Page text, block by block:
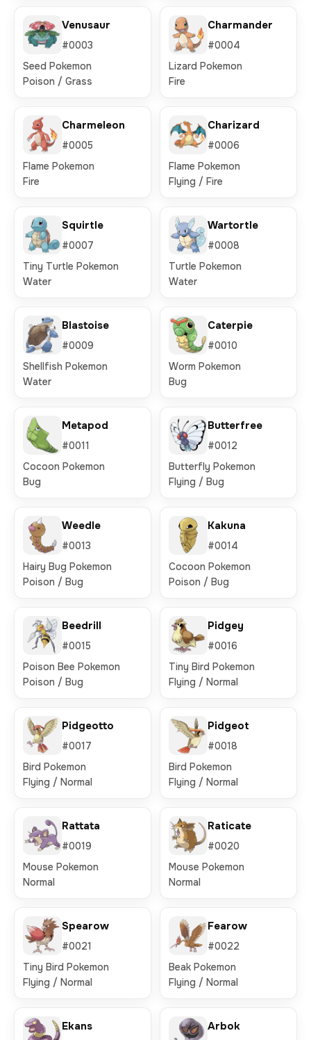
Venusaur
#0003
Seed Pokemon
Poison / Grass
Charmander
#0004
Lizard Pokemon
Fire
Charmeleon
#0005
Flame Pokemon
Fire
Charizard
#0006
Flame Pokemon
Flying / Fire
Squirtle
#0007
Tiny Turtle Pokemon
Water
Wartortle
#0008
Turtle Pokemon
Water
Blastoise
#0009
Shellfish Pokemon
Water
Caterpie
#0010
Worm Pokemon
Bug
Metapod
#0011
Cocoon Pokemon
Bug
Butterfree
#0012
Butterfly Pokemon
Flying / Bug
Weedle
#0013
Hairy Bug Pokemon
Poison / Bug
Kakuna
#0014
Cocoon Pokemon
Poison / Bug
Beedrill
#0015
Poison Bee Pokemon
Poison / Bug
Pidgey
#0016
Tiny Bird Pokemon
Flying / Normal
Pidgeotto
#0017
Bird Pokemon
Flying / Normal
Pidgeot
#0018
Bird Pokemon
Flying / Normal
Rattata
#0019
Mouse Pokemon
Normal
Raticate
#0020
Mouse Pokemon
Normal
Spearow
#0021
Tiny Bird Pokemon
Flying / Normal
Fearow
#0022
Beak Pokemon
Flying / Normal
Ekans Arbok